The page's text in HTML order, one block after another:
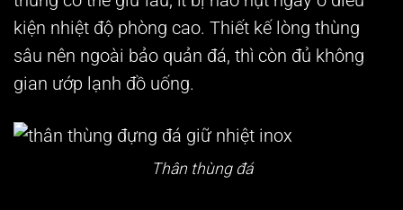
kiện nhiệt độ phòng cao. Thiết kế lòng thùng
sâu nên ngoài bảo quản đá, thì còn đủ không
gian ướp lạnh đồ uống.
Thân thùng đá